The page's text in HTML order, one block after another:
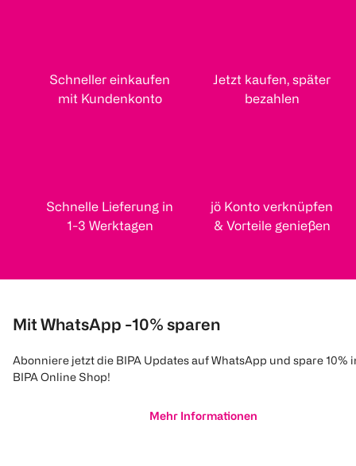
Schneller einkaufen
mit Kundenkonto
Jetzt kaufen, später
bezahlen
Schnelle Lieferung in
1-3 Werktagen
jö Konto verknüpfen
& Vorteile genießen
Mit WhatsApp -10% sparen
Abonniere jetzt die BIPA Updates auf WhatsApp und spare 10%
BIPA Online Shop!
Mehr Informationen